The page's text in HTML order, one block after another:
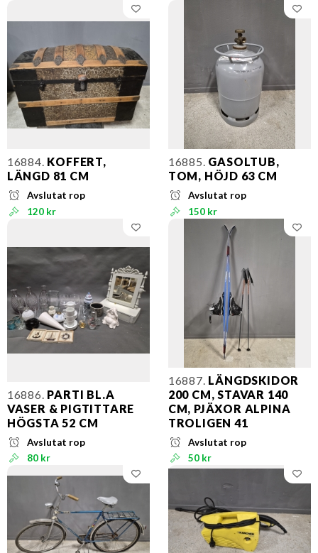
16884. KOFFERT,
LÄNGD 81 CM
Avslutat rop
120 kr
16885. GASOLTUB,
TOM, HÖJD 63 CM
Avslutat rop
150 kr
16886. PARTI BL.A
VASER & PIGTITTARE
HÖGSTA 52 CM
Avslutat rop
80 kr
16887. LÄNGDSKIDOR
200 CM, STAVAR 140
CM, PJÄXOR ALPINA
TROLIGEN 41
Avslutat rop
50 kr